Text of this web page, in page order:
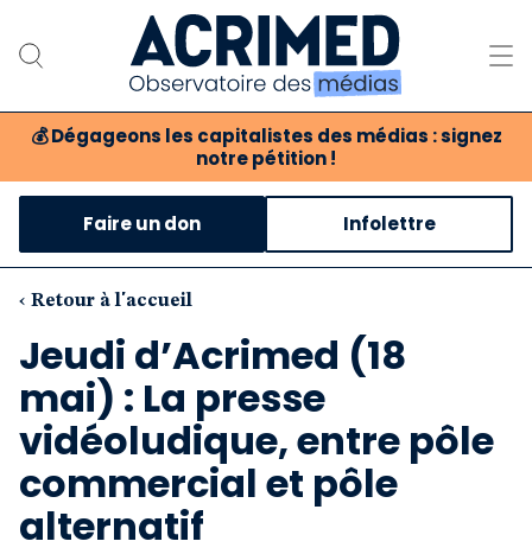
💰 Dégageons les capitalistes des médias : signez
notre pétition !
Notre association
Notre critique des médias
Nos propositions
Notre revue
Boutique
Faire un don Infolettre
‹ Retour à l'accueil
Jeudi d’Acrimed (18
mai) : La presse
vidéoludique, entre pôle
commercial et pôle
alternatif